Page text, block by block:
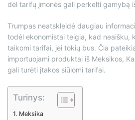
dėl tarifų įmonės gali perkelti gamybą
Trumpas neatskleidė daugiau
todėl ekonomistai teigia, kad neaišku,
taikomi tarifai, jei tokių bus. Čia
importuojami produktai iš Meksikos,
gali turėti įtakos siūlomi tarifai.
Turinys:
Meksika